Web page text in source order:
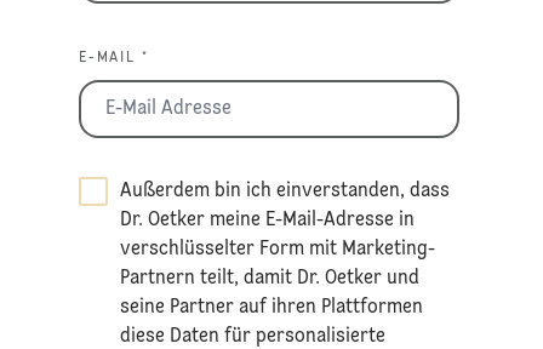
E-MAIL *
Außerdem bin ich einverstanden, dass
Dr. Oetker meine E-Mail-Adresse in
verschlüsselter Form mit Marketing-
Partnern teilt, damit Dr. Oetker und
seine Partner auf ihren Plattformen
diese Daten für personalisierte